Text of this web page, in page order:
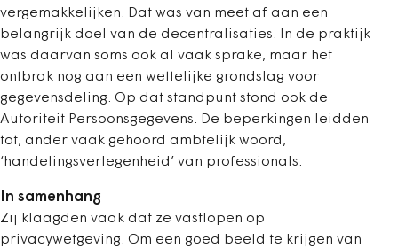
vergemakkelijken. Dat was van meet af aan een
belangrijk doel van de decentralisaties. In de praktijk
was daarvan soms ook al vaak sprake, maar het
ontbrak nog aan een wettelijke grondslag voor
gegevensdeling. Op dat standpunt stond ook de
Autoriteit Persoonsgegevens. De beperkingen
leidden
tot, ander vaak gehoord ambtelijk woord,
‘handelingsverlegenheid’ van professionals.
In samenhang
Zij klaagden vaak dat ze vastlopen op
privacywetgeving. Om een goed beeld te krijgen van